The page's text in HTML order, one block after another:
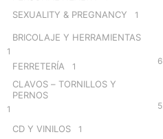
SEXUALITY & PREGNANCY 1
BRICOLAJE Y HERRAMIENTAS
1
FERRETERÍA 1
CLAVOS – TORNILLOS Y
PERNOS
1
CD Y VINILOS 1
6
5